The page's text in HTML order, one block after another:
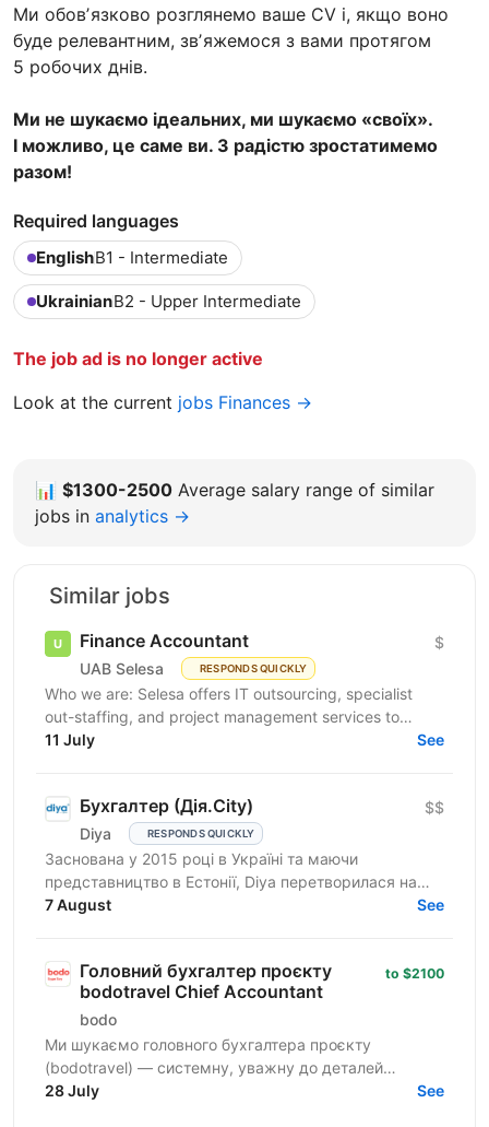
Ми обовʼязково розглянемо ваше CV і, якщо воно
буде релевантним, звʼяжемося з вами протягом
5 робочих днів.
Ми не шукаємо ідеальних, ми шукаємо «своїх».
І можливо, це саме ви. З радістю зростатимемо
разом!
Required languages
EnglishB1 - Intermediate
UkrainianB2 - Upper Intermediate
The job ad is no longer active
Look at the current jobs Finances →
📊 $1300-2500 Average salary range of similar
jobs in analytics →
Similar jobs
Finance Accountant
UAB Selesa RESPONDS QUICKLY
$
Who we are: Selesa offers IT outsourcing, specialist
out-staffing, and project management services to
enhance business operations. We focus on providing...
11 July See
Бухгалтер (Дія.City)
Diya RESPONDS QUICKLY
$$
Заснована у 2015 році в Україні та маючи
представництво в Естонії, Diya перетворилася на
глобального постачальника ІТ-рішень і стала
7 August See
Головний бухгалтер проєкту
bodotravel Chief Accountant
bodo
to $2100
Ми шукаємо головного бухгалтера проєкту
(bodotravel) — системну, уважну до деталей
людину, яка вміє тримати фінанси під контролем,
28 July See